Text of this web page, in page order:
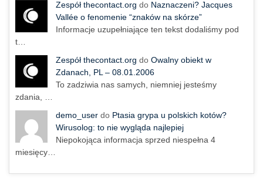
Zespół thecontact.org do Naznaczeni? Jacques
Vallée o fenomenie “znaków na skórze”
Informacje uzupełniające ten tekst dodaliśmy pod
t…
Zespół thecontact.org do Owalny obiekt w
Zdanach, PL – 08.01.2006
To zadziwia nas samych, niemniej jesteśmy
zdania, …
demo_user do Ptasia grypa u polskich kotów?
Wirusolog: to nie wygląda najlepiej
Niepokojąca informacja sprzed niespełna 4
miesięcy…